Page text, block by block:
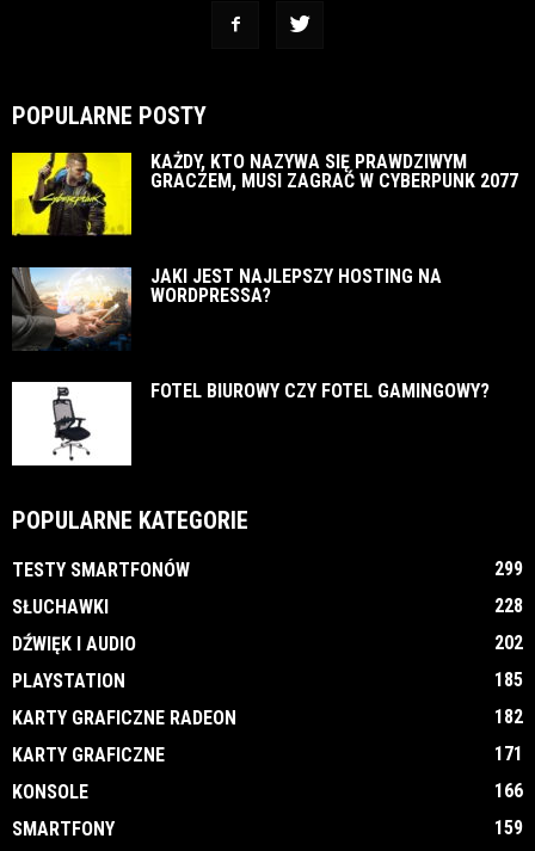
POPULARNE POSTY
KAŻDY, KTO NAZYWA SIĘ PRAWDZIWYM
GRACZEM, MUSI ZAGRAĆ W CYBERPUNK 2077
JAKI JEST NAJLEPSZY HOSTING NA
WORDPRESSA?
FOTEL BIUROWY CZY FOTEL GAMINGOWY?
POPULARNE KATEGORIE
TESTY SMARTFONÓW
299
SŁUCHAWKI
228
DŹWIĘK I AUDIO
202
PLAYSTATION
185
KARTY GRAFICZNE RADEON
182
KARTY GRAFICZNE
171
KONSOLE
166
SMARTFONY
159